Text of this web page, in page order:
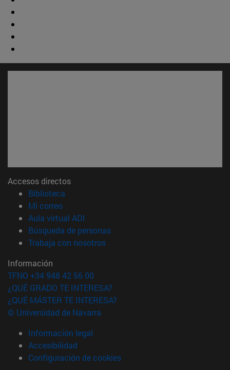
Accesos directos
Biblioteca
Mi correo(abre en nueva ventana)
Aula virtual ADI
Búsqueda de personas(abre en nueva ventana)
Trabaja con nosotros(abre en nueva ventana)
Información
TFNO +34 948 42 56 00
¿QUÉ GRADO TE INTERESA?
¿QUÉ MÁSTER TE INTERESA?
© Universidad de Navarra
Información legal
Accesibilidad
Configuración de cookies